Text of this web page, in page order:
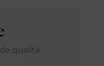
qualité.